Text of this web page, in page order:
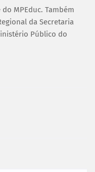
MPEduc. Também
da Secretaria
Público do